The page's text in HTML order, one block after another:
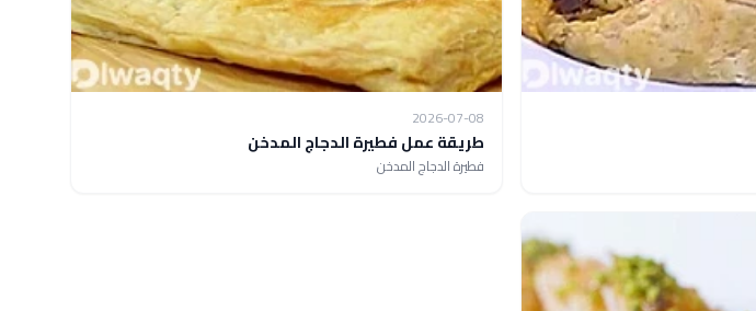
2026-07-08
طريقة عمل فطيرة الدجاج المدخن
فطيرة الدجاج المدخن